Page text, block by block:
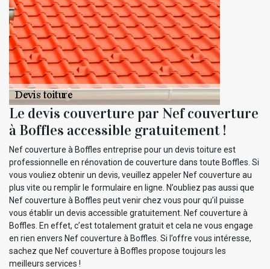
Le devis couverture par Nef couverture
à Boffles accessible gratuitement !
Nef couverture à Boffles entreprise pour un devis toiture est
professionnelle en rénovation de couverture dans toute Boffles. Si
vous vouliez obtenir un devis, veuillez appeler Nef couverture au
plus vite ou remplir le formulaire en ligne. N’oubliez pas aussi que
Nef couverture à Boffles peut venir chez vous pour qu’il puisse
vous établir un devis accessible gratuitement. Nef couverture à
Boffles. En effet, c’est totalement gratuit et cela ne vous engage
en rien envers Nef couverture à Boffles. Si l’offre vous intéresse,
sachez que Nef couverture à Boffles propose toujours les
meilleurs services !